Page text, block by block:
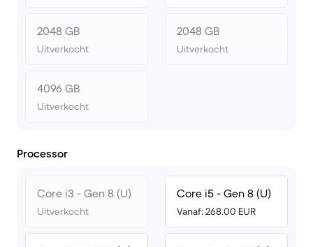
2048 GB
Uitverkocht
4096 GB
Uitverkocht
2048 GB
Uitverkocht
Processor
Core i3 - Gen 8 (U)
Uitverkocht
Core i5 - Gen 8 (U)
Vanaf: 268.00 EUR